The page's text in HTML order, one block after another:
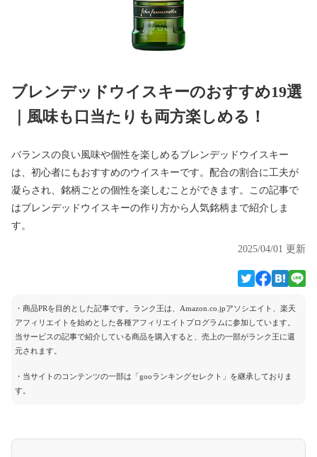
ブレンデッドウイスキーのおすすめ19選
｜風味も口当たりも両方楽しめる！
バランスの良い風味や個性を楽しめるブレンデッドウイスキー
は、初心者にもおすすめのウイスキーです。配合の割合に工夫が
凝らされ、銘柄ごとの個性を楽しむことができます。この記事で
はブレンデッドウイスキーの作り方から人気銘柄まで紹介しま
す。
2025/04/01 更新
・商品PRを目的とした記事です。ランク王は、Amazon.co.jpアソシエイト、楽天
アフィリエイトを始めとした各種アフィリエイトプログラムに参加しています。
当サービスの記事で紹介している商品を購入すると、売上の一部がランク王に還
元されます。
・当サイトのコンテンツの一部は「gooランキングセレクト」を継承しておりま
す。